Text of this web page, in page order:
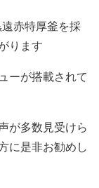
遠赤特厚釜を採
ります
ーが搭載されて
が多数見受けら
に是非お勧めし